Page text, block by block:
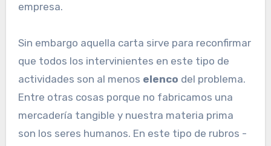
empresa.
Sin embargo aquella carta sirve para reconfirmar
que todos los intervinientes en este tipo de
actividades son al menos elenco del problema.
Entre otras cosas porque no fabricamos una
mercadería tangible y nuestra materia prima
son los seres humanos. En este tipo de rubros -